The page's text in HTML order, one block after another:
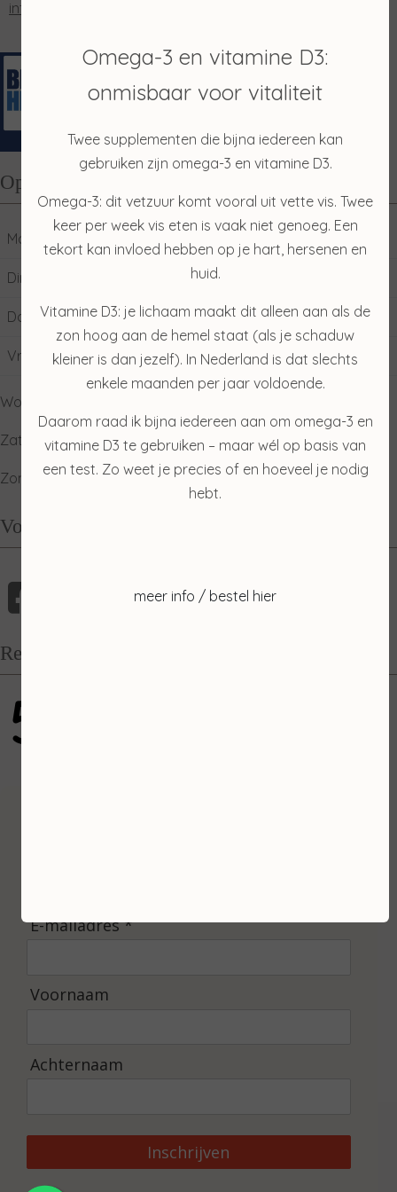
info@salonmerian.nl
Openingstijden
Maandag 10:00
Dinsdag
Donderdag 09:00 17:00
Vrijdag 09:00
Woensdag: gesloten
Zaterdag: ophalen producten
Zondag: relaxdag
Volg mij
Recensies
5
E-mailadres *
Voornaam
Achternaam
Inschrijven
Omega-3 en vitamine D3:
onmisbaar voor vitaliteit
Twee supplementen die bijna iedereen kan
gebruiken zijn omega-3 en vitamine D3.
Omega-3: dit vetzuur komt vooral uit vette vis. Twee
keer per week vis eten is vaak niet genoeg. Een
tekort kan invloed hebben op je hart, hersenen en
huid.
Vitamine D3: je lichaam maakt dit alleen aan als de
zon hoog aan de hemel staat (als je schaduw
kleiner is dan jezelf). In Nederland is dat slechts
enkele maanden per jaar voldoende.
Daarom raad ik bijna iedereen aan om omega-3 en
vitamine D3 te gebruiken – maar wél op basis van
een test. Zo weet je precies of en hoeveel je nodig
hebt.
meer info / bestel hier